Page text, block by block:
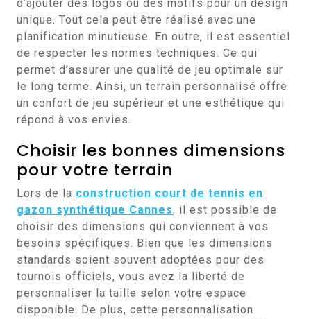
d’ajouter des logos ou des motifs pour un design
unique. Tout cela peut être réalisé avec une
planification minutieuse. En outre, il est essentiel
de respecter les normes techniques. Ce qui
permet d’assurer une qualité de jeu optimale sur
le long terme. Ainsi, un terrain personnalisé offre
un confort de jeu supérieur et une esthétique qui
répond à vos envies.
Choisir les bonnes dimensions
pour votre terrain
Lors de la construction court de tennis en
gazon synthétique Cannes, il est possible de
choisir des dimensions qui conviennent à vos
besoins spécifiques. Bien que les dimensions
standards soient souvent adoptées pour des
tournois officiels, vous avez la liberté de
personnaliser la taille selon votre espace
disponible. De plus, cette personnalisation